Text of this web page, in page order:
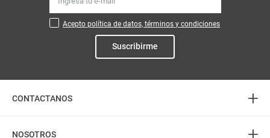
Acepto política de datos, términos y condiciones
Suscribirme
CONTACTANOS +
Atención telefónica
NOSOTROS